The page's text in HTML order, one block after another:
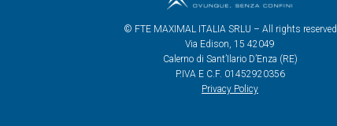
© FTE MAXIMAL ITALIA SRLU – All rights reserved
Via Edison, 15 42049
Calerno di Sant’Ilario D’Enza (RE)
P.IVA E C.F. 01452920356
Privacy Policy